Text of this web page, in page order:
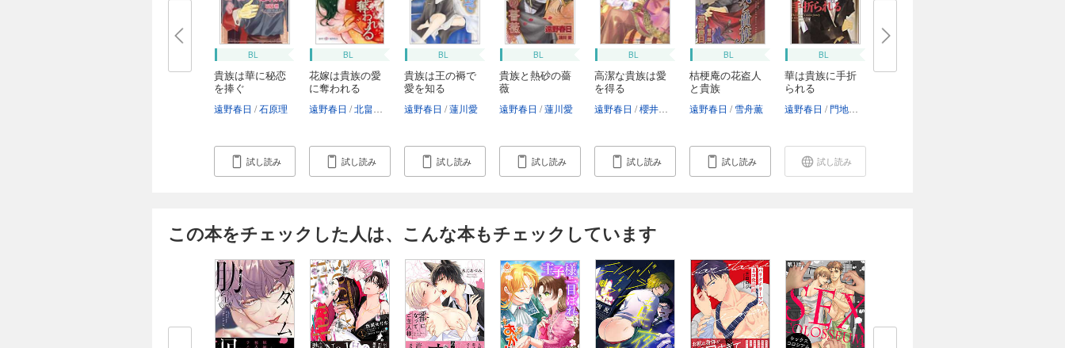
BL
貴族は華に秘恋
を捧ぐ
遠野春日 石原理
試し読み
BL
花嫁は貴族の愛
に奪われる
遠野春日 北畠あけ乃
試し読み
BL
貴族は王の褥で
愛を知る
遠野春日 蓮川愛
試し読み
BL
貴族と熱砂の薔
薇
遠野春日 蓮川愛
試し読み
BL
高潔な貴族は愛
を得る
遠野春日 櫻井しゅしゅしゅ
試し読み
BL
桔梗庵の花盗人
と貴族
遠野春日 雪舟薫
試し読み
BL
華は貴族に手折
られる
遠野春日 門地かおり
試し読み
この本をチェックした人は、こんな本もチェックしています